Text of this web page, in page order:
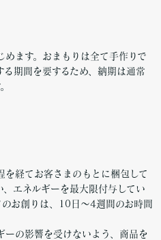
めます。おまもりは全て手作りで
期間を要するため、納期は通常
を経てお客さまのもとに梱包して
エネルギーを最大限付与してい
のお創りは、10日〜4週間のお時間
ーの影響を受けないよう、商品を